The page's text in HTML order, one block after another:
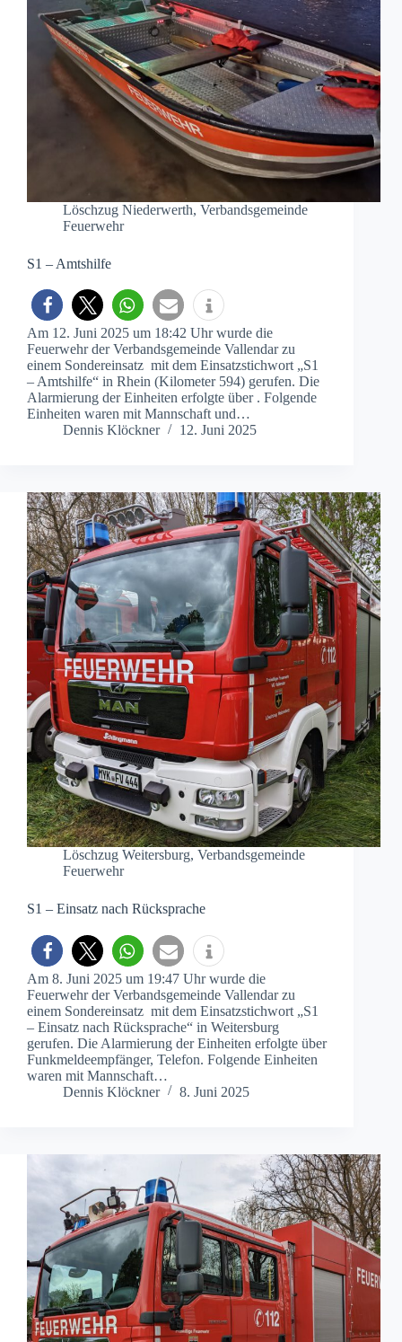
Löschzug Niederwerth, Verbandsgemeinde
Feuerwehr
S1 – Amtshilfe
Am 12. Juni 2025 um 18:42 Uhr wurde die
Feuerwehr der Verbandsgemeinde Vallendar zu
einem Sondereinsatz mit dem Einsatzstichwort „S1
– Amtshilfe“ in Rhein (Kilometer 594) gerufen. Die
Alarmierung der Einheiten erfolgte über . Folgende
Einheiten waren mit Mannschaft und…
Dennis Klöckner
12. Juni 2025
Löschzug Weitersburg, Verbandsgemeinde
Feuerwehr
S1 – Einsatz nach Rücksprache
Am 8. Juni 2025 um 19:47 Uhr wurde die
Feuerwehr der Verbandsgemeinde Vallendar zu
einem Sondereinsatz mit dem Einsatzstichwort „S1
– Einsatz nach Rücksprache“ in Weitersburg
gerufen. Die Alarmierung der Einheiten erfolgte über
Funkmeldeempfänger, Telefon. Folgende Einheiten
waren mit Mannschaft…
Dennis Klöckner
8. Juni 2025